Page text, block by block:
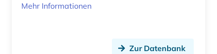
Mehr Informationen
Zur Datenbank